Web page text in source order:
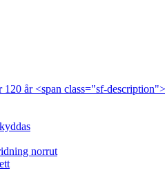
år <span class="sf-
norrut